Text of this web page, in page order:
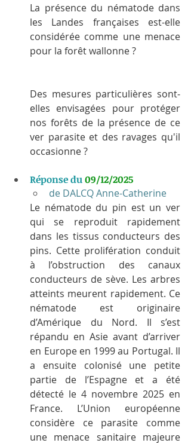
La présence du nématode dans
les Landes françaises est-elle
considérée comme une menace
pour la forêt wallonne ?
Des mesures particulières sont-
elles envisagées pour protéger
nos forêts de la présence de ce
ver parasite et des ravages qu'il
occasionne ?
Réponse du 09/12/2025
de DALCQ Anne-Catherine
Le nématode du pin est un ver
qui se reproduit rapidement
dans les tissus conducteurs des
pins. Cette prolifération conduit
à l’obstruction des canaux
conducteurs de sève. Les arbres
atteints meurent rapidement. Ce
nématode est originaire
d’Amérique du Nord. Il s’est
répandu en Asie avant d’arriver
en Europe en 1999 au Portugal. Il
a ensuite colonisé une petite
partie de l’Espagne et a été
détecté le 4 novembre 2025 en
France. L’Union européenne
considère ce parasite comme
une menace sanitaire majeure